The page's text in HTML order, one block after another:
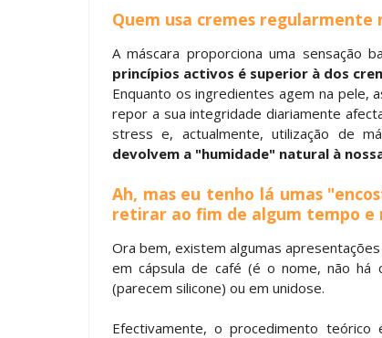
Quem usa cremes regularmente
A máscara proporciona uma sensação
princípios activos é superior à dos
Enquanto os ingredientes agem na pele,
repor a sua integridade diariamente
stress e, actualmente, utilização de
devolvem a "humidade" natural à
Ah, mas eu tenho lá umas
retirar ao fim de algum tempo e
Ora bem, existem algumas
em cápsula de café (é o nome, não há
(parecem silicone) ou em unidose.
Efectivamente, o procedimento